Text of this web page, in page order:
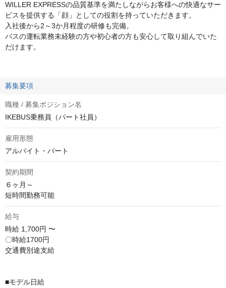
WILLER EXPRESSの品質基準を満たしながらお客様への快適なサー
ビスを提供する「顔」としての役割を持っていただきます。
入社後から2～3か月程度の研修も完備。
バスの運転業務未経験の方や初心者の方も安心して取り組んでいた
だけます。
募集要項
職種 / 募集ポジション名
IKEBUS乗務員（パート社員）
雇用形態
アルバイト・パート
契約期間
６ヶ月～
短時間勤務可能
給与
時給 1,700円 〜
〇時給1700円
交通費別途支給
■モデル日給